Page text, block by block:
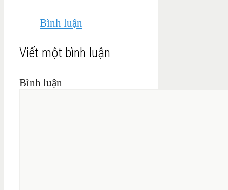
Bình luận
Viết một bình luận
Bình luận